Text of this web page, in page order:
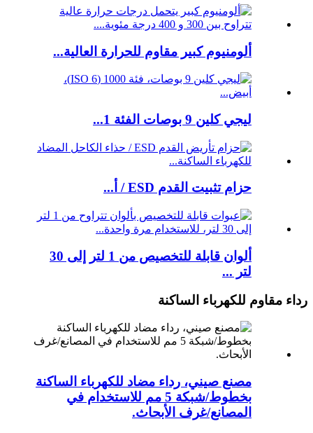
ألومنيوم كبير مقاوم للحرارة العالية...
ليجي كلين 9 بوصات الفئة 1...
حزام تثبيت القدم ESD / أ...
ألوان قابلة للتخصيص من 1 لتر إلى 30
لتر ...
رداء مقاوم للكهرباء الساكنة
مصنع صيني، رداء مضاد للكهرباء الساكنة
بخطوط/شبكة 5 مم للاستخدام في
المصانع/غرف الأبحاث.